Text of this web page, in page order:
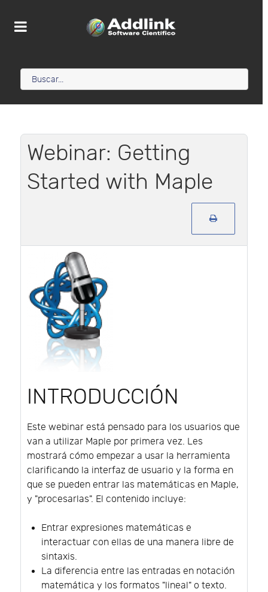
Webinar: Getting
Started with Maple
INTRODUCCIÓN
Este webinar está pensado para los usuarios que
van a utilizar Maple por primera vez. Les
mostrará cómo empezar a usar la herramienta
clarificando la interfaz de usuario y la forma en
que se pueden entrar las matemáticas en Maple,
y "procesarlas". El contenido incluye:
Entrar expresiones matemáticas e
interactuar con ellas de una manera libre de
sintaxis.
La diferencia entre las entradas en notación
matemática y los formatos "lineal" o texto.